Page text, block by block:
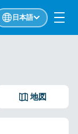
日本語
地図